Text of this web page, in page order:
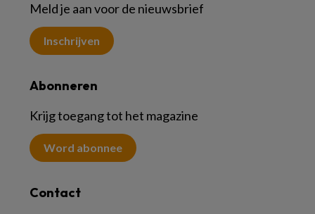
Meld je aan voor de nieuwsbrief
Inschrijven
Abonneren
Krijg toegang tot het magazine
Word abonnee
Contact